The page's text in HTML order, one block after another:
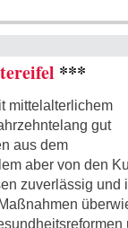
***
mittelalterlichem
gut
aus dem
aber von den
zuverlässig und